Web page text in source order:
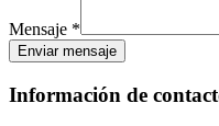
Mensaje *
Enviar mensaje
Información de